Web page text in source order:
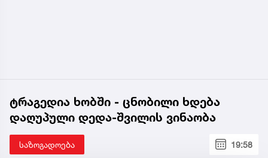
ტრაგედია ხობში - ცნობილი ხდება
დაღუპული დედა-შვილის ვინაობა
საზოგადოება 19:58